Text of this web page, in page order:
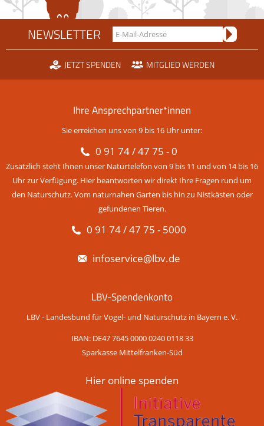
NEWSLETTER
JETZT SPENDEN MITGLIED WERDEN
Ihre Ansprechpartner*innen
Sie erreichen uns von 9 bis 16 Uhr unter:
0 91 74 / 47 75 - 0
Zusätzlich steht Ihnen unser Naturtelefon von 9 bis 11 und von 14 bis 16
Uhr zur Verfügung. Hier beantworten wir direkt Ihre Fragen rund um
den Naturschutz. Vom naturnahen Garten bis hin zu Nistkästen oder
gefundenen Tieren.
0 91 74 / 47 75 - 5000
infoservice@lbv.de
LBV-Spendenkonto
LBV - Landesbund für Vogel- und Naturschutz in Bayern e. V.
IBAN: DE47 7645 0000 0240 0118 33
Sparkasse Mittelfranken-Süd
Hier online spenden